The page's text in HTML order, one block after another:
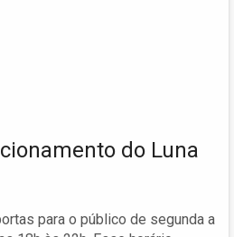
do Luna
para o público de segunda a